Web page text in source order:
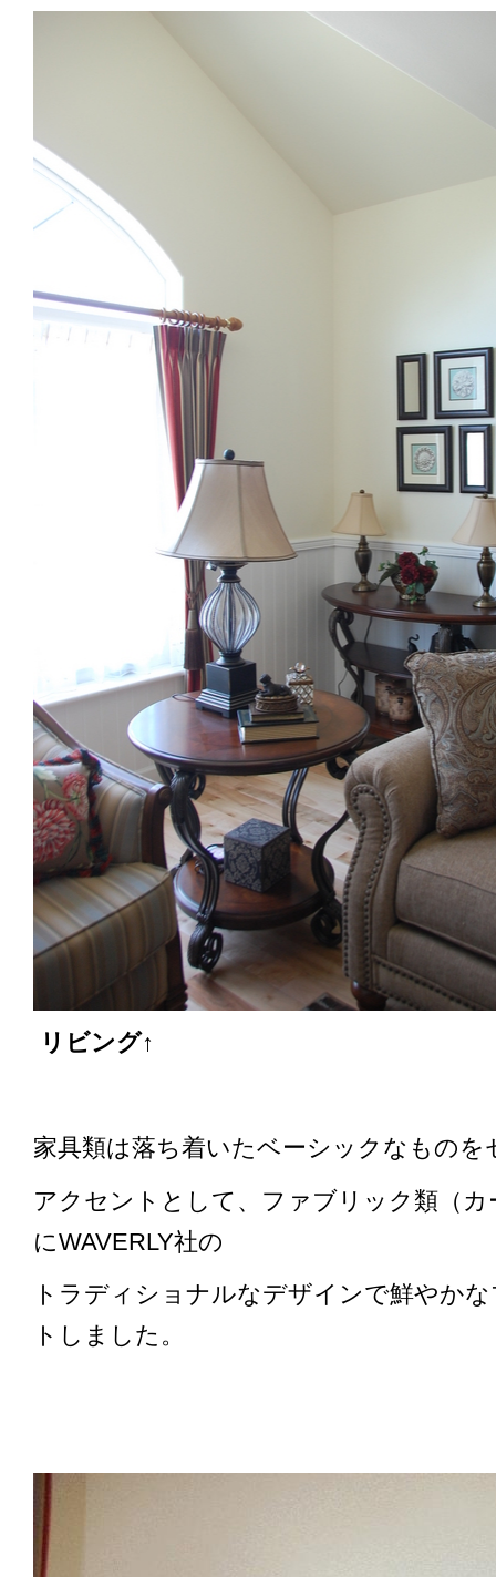
リビング↑
家具類は落ち着いたベーシックなものを
アクセントとして、ファブリック類（
にWAVERLY社の
トラディショナルなデザインで鮮やか
トしました。